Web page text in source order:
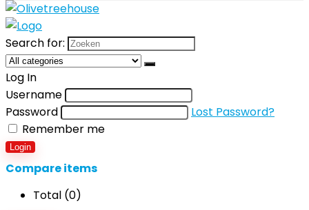
Search for:
Log In
Username
Password
Lost Password?
Remember me
Login
Compare items
Total (0)